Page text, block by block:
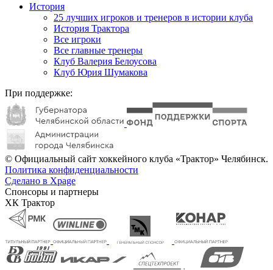
История
25 лучших игроков и тренеров в истории клуба
История Трактора
Все игроки
Все главные тренеры
Клуб Валерия Белоусова
Клуб Юрия Шумакова
При поддержке:
© Официальный сайт хоккейного клуба «Трактор» Челябинск.
Политика конфиденциальности
Сделано в Xpage
Спонсоры и партнеры
ХК Трактор